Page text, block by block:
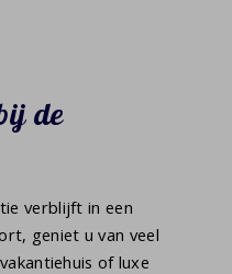
de
verblijft in een
geniet u van veel
of luxe